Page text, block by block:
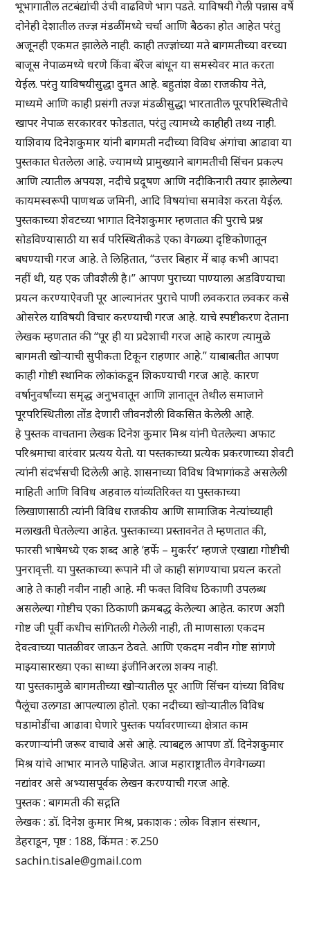
भूभागातील तटबंद्यांची उंची वाढविणे भाग पडते. याविषयी गेली पन्नास वर्षे
दोनेही देशातील तज्ज्ञ मंडळींमध्ये चर्चा आणि बैठका होत आहेत परंतु
अजूनही एकमत झालेले नाही. काही तज्ज्ञांच्या मते बागमतीच्या वरच्या
बाजूस नेपाळमध्ये धरणे किंवा बॅरेज बांधून या समस्येवर मात करता
येईल. परंतु याविषयीसुद्धा दुमत आहे. बहुतांश वेळा राजकीय नेते,
माध्यमे आणि काही प्रसंगी तज्ज्ञ मंडळीसुद्धा भारतातील पूरपरिस्थितीचे
खापर नेपाळ सरकारवर फोडतात, परंतु त्यामध्ये काहीही तथ्य नाही.
याशिवाय दिनेशकुमार यांनी बागमती नदीच्या विविध अंगांचा आढावा या
पुस्तकात घेतलेला आहे. ज्यामध्ये प्रामुख्याने बागमतीची सिंचन प्रकल्प
आणि त्यातील अपयश, नदीचे प्रदूषण आणि नदीकिनारी तयार झालेल्या
कायमस्वरूपी पाणथळ जमिनी, आदि विषयांचा समावेश करता येईल.
पुस्तकाच्या शेवटच्या भागात दिनेशकुमार म्हणतात की पुराचे प्रश्न
सोडविण्यासाठी या सर्व परिस्थितीकडे एका वेगळ्या दृष्टिकोणातून
बघण्याची गरज आहे. ते लिहितात, “उत्तर बिहार में बाढ़ कभी आपदा
नहीं थी, यह एक जीवशैली है।” आपण पुराच्या पाण्याला अडविण्याचा
प्रयत्न करण्याऐवजी पूर आल्यानंतर पुराचे पाणी लवकरात लवकर कसे
ओसरेल याविषयी विचार करण्याची गरज आहे. याचे स्पष्टीकरण देताना
लेखक म्हणतात की “पूर ही या प्रदेशाची गरज आहे कारण त्यामुळे
बागमती खोऱ्याची सुपीकता टिकून राहणार आहे.” याबाबतीत आपण
काही गोष्टी स्थानिक लोकांकडून शिकण्याची गरज आहे. कारण
वर्षानुवर्षांच्या समृद्ध अनुभवातून आणि ज्ञानातून तेथील समाजाने
पूरपरिस्थितीला तोंड देणारी जीवनशैली विकसित केलेली आहे.
हे पुस्तक वाचताना लेखक दिनेश कुमार मिश्र यांनी घेतलेल्या अफाट
परिश्रमाचा वारंवार प्रत्यय येतो. या पस्तकाच्या प्रत्येक प्रकरणाच्या शेवटी
त्यांनी संदर्भसची दिलेली आहे. शासनाच्या विविध विभागांकडे असलेली
माहिती आणि विविध अहवाल यांव्यतिरिक्त या पुस्तकाच्या
लिखाणासाठी त्यांनी विविध राजकीय आणि सामाजिक नेत्यांच्याही
मलाखती घेतलेल्या आहेत. पुस्तकाच्या प्रस्तावनेत ते म्हणतात की,
फारसी भाषेमध्ये एक शब्द आहे ‘हर्फे – मुकर्रर’ म्हणजे एखाद्या गोष्टीची
पुनरावृत्ती. या पुस्तकाच्या रूपाने मी जे काही सांगण्याचा प्रयत्न करतो
आहे ते काही नवीन नाही आहे. मी फक्त विविध ठिकाणी उपलब्ध
असलेल्या गोष्टीच एका ठिकाणी क्रमबद्ध केलेल्या आहेत. कारण अशी
गोष्ट जी पूर्वी कधीच सांगितली गेलेली नाही, ती माणसाला एकदम
देवत्वाच्या पातळीवर जाऊन ठेवते. आणि एकदम नवीन गोष्ट सांगणे
माझ्यासारख्या एका साध्या इंजीनिअरला शक्य नाही.
या पुस्तकामुळे बागमतीच्या खोऱ्यातील पूर आणि सिंचन यांच्या विविध
पैलूंचा उलगडा आपल्याला होतो. एका नदीच्या खोऱ्यातील विविध
घडामोडींचा आढावा घेणारे पुस्तक पर्यावरणाच्या क्षेत्रात काम
करणाऱ्यांनी जरूर वाचावे असे आहे. त्याबद्दल आपण डॉ. दिनेशकुमार
मिश्र यांचे आभार मानले पाहिजेत. आज महाराष्ट्रातील वेगवेगळ्या
नद्यांवर असे अभ्यासपूर्वक लेखन करण्याची गरज आहे.
पुस्तक : बागमती की सद्गति
लेखक : डॉ. दिनेश कुमार मिश्र, प्रकाशक : लोक विज्ञान संस्थान,
डेहराडून, पृष्ठ : 188, किंमत : रु.250
sachin.tisale@gmail.com